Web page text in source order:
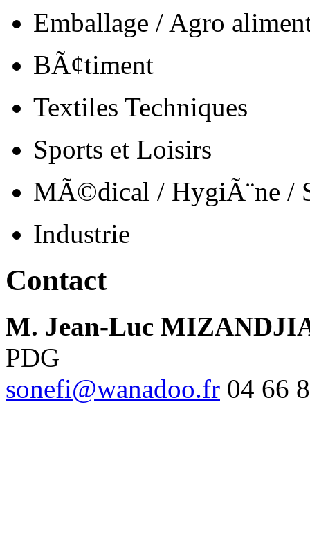
Emballage / Agro
BÃ¢timent
Textiles Techniques
Sports et Loisirs
MÃ©dical / HygiÃ¨ne /
Industrie
Contact
M. Jean-Luc
PDG
sonefi@wanadoo.fr 04 66